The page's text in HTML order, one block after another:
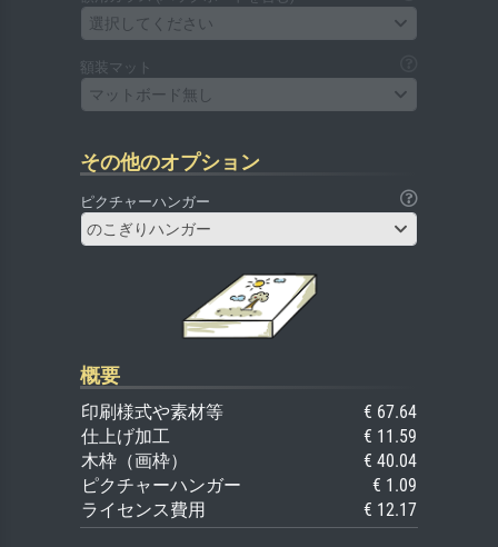
選択してください
額装マット
マットボード無し
その他のオプション
ピクチャーハンガー
のこぎりハンガー
概要
印刷様式や素材等
€ 67.64
仕上げ加工
€ 11.59
木枠（画枠）
€ 40.04
ピクチャーハンガー
€ 1.09
ライセンス費用
€ 12.17